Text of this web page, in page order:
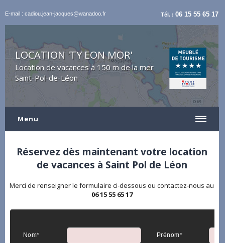
E-mail : cadiou.jean-jacques@wanadoo.fr Tél. :06 15 55 65 17
LOCATION 'TY EON MOR'
Location de vacances à 150 m de la mer
Saint-Pol-de-Léon
Menu
Réservez dès maintenant votre location
de vacances à Saint Pol de Léon
Merci de renseigner le formulaire ci-dessous ou contactez-nous au
06 15 55 65 17
Nom* Prénom*